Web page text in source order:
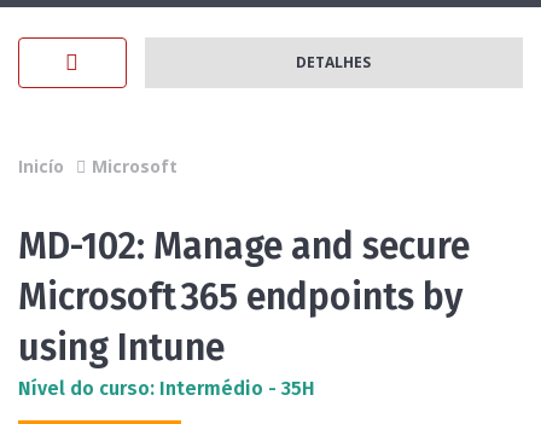
DETALHES
Inicío Microsoft
MD-102: Manage and secure
Microsoft 365 endpoints by
using Intune
Nível do curso: Intermédio - 35H